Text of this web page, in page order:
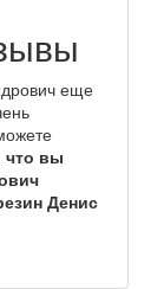
еще
что вы
Денис